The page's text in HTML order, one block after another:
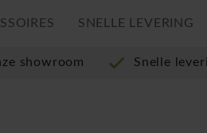
SNELLE LEVERING
showroom Snelle